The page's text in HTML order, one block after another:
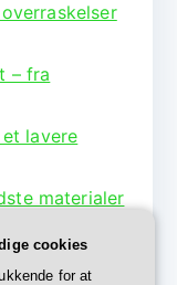
– fra
lavere
materialer
cookies
for at